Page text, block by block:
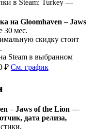
в Steam: Turkey —
на Gloomhaven – Jaws
30 мес.
скидку стоит
Steam в выбранном
₽ См. график
– Jaws of the Lion —
дата релиза,